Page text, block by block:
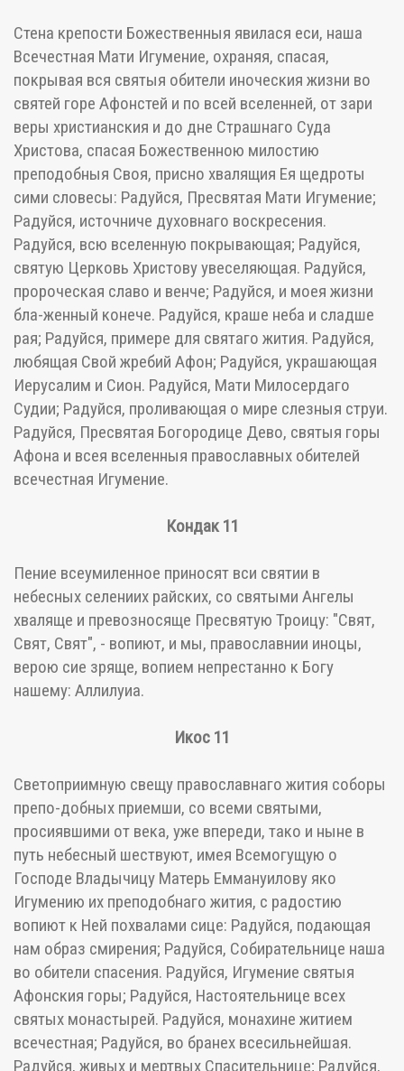
Стена крепости Божественныя явилася еси, наша
Всечестная Мати Игумение, охраняя, спасая,
покрывая вся святыя обители иноческия жизни во
святей горе Афонстей и по всей вселенней, от зари
веры христианския и до дне Страшнаго Суда
Христова, спасая Божественною милостию
преподобныя Своя, присно хвалящия Ея щедроты
сими словесы: Радуйся, Пресвятая Мати Игумение;
Радуйся, источниче духовнаго воскресения.
Радуйся, всю вселенную покрывающая; Радуйся,
святую Церковь Христову увеселяющая. Радуйся,
пророческая славо и венче; Радуйся, и моея жизни
бла-женный конече. Радуйся, краше неба и сладше
рая; Радуйся, примере для святаго жития. Радуйся,
любящая Свой жребий Афон; Радуйся, украшающая
Иерусалим и Сион. Радуйся, Мати Милосердаго
Судии; Радуйся, проливающая о мире слезныя струи.
Радуйся, Пресвятая Богородице Дево, святыя горы
Афона и всея вселенныя православных обителей
всечестная Игумение.
Кондак 11
Пение всеумиленное приносят вси святии в
небесных селениих райских, со святыми Ангелы
хваляще и превозносяще Пресвятую Троицу: "Свят,
Свят, Свят", - вопиют, и мы, православнии иноцы,
верою сие зряще, вопием непрестанно к Богу
нашему: Аллилуиа.
Икос 11
Светоприимную свещу православнаго жития соборы
препо-добных приемши, со всеми святыми,
просиявшими от века, уже впереди, тако и ныне в
путь небесный шествуют, имея Всемогущую о
Господе Владычицу Матерь Еммануилову яко
Игумению их преподобнаго жития, с радостию
вопиют к Ней похвалами сице: Радуйся, подающая
нам образ смирения; Радуйся, Собирательнице наша
во обители спасения. Радуйся, Игумение святыя
Афонския горы; Радуйся, Настоятельнице всех
святых монастырей. Радуйся, монахине житием
всечестная; Радуйся, во бранех всесильнейшая.
Радуйся, живых и мертвых Спасительнице; Радуйся,